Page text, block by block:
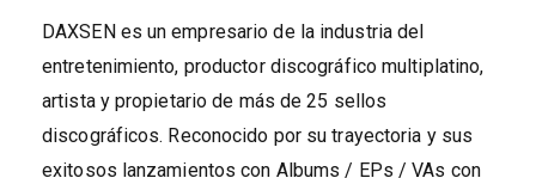
DAXSEN es un empresario de la industria del
entretenimiento, productor discográfico multiplatino,
artista y propietario de más de 25 sellos
discográficos. Reconocido por su trayectoria y sus
exitosos lanzamientos con Albums / EPs / VAs con